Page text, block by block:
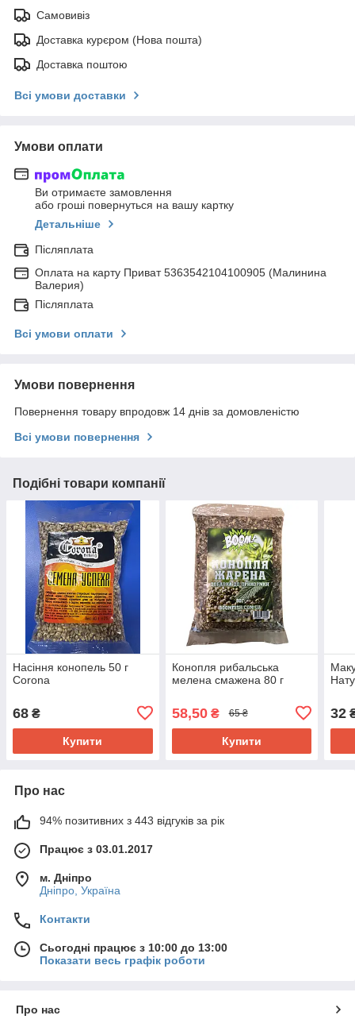
Самовивіз
Доставка курєром (Нова пошта)
Доставка поштою
Всі умови доставки
Умови оплати
Ви отримаєте замовлення
або гроші повернуться на вашу картку
Детальніше
Післяплата
Оплата на карту Приват 5363542104100905 (Малинина
Валерия)
Післяплата
Всі умови оплати
Умови повернення
Повернення товару впродовж 14 днів за домовленістю
Всі умови повернення
Подібні товари компанії
Насіння конопель 50 г
Corona
68 ₴
Купити
Конопля рибальська
мелена смажена 80 г
58,50₴ 65 ₴
Купити
32
Про нас
94% позитивних з 443 відгуків за рік
Працює з 03.01.2017
м. Дніпро
Дніпро, Україна
Контакти
Сьогодні працює з 10:00 до 13:00
Показати весь графік роботи
Про нас